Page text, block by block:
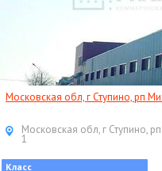
Московская обл, г Ступино, рп
Московская обл, г Ступино,
1
Класс